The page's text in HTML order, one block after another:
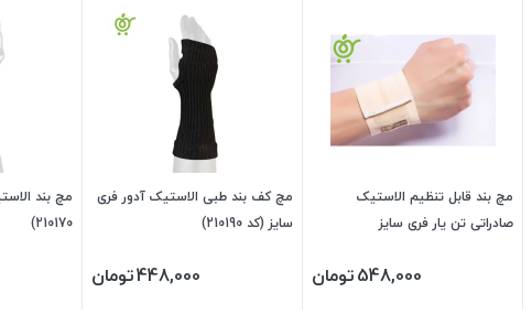
مچ بند قابل تنظیم الاستیک
صادراتی تن یار فری سایز
548,000تومان
مچ کف بند طبی الاستیک آدور فری
سایز (کد 210190)
448,000تومان
مچ بند
210170)